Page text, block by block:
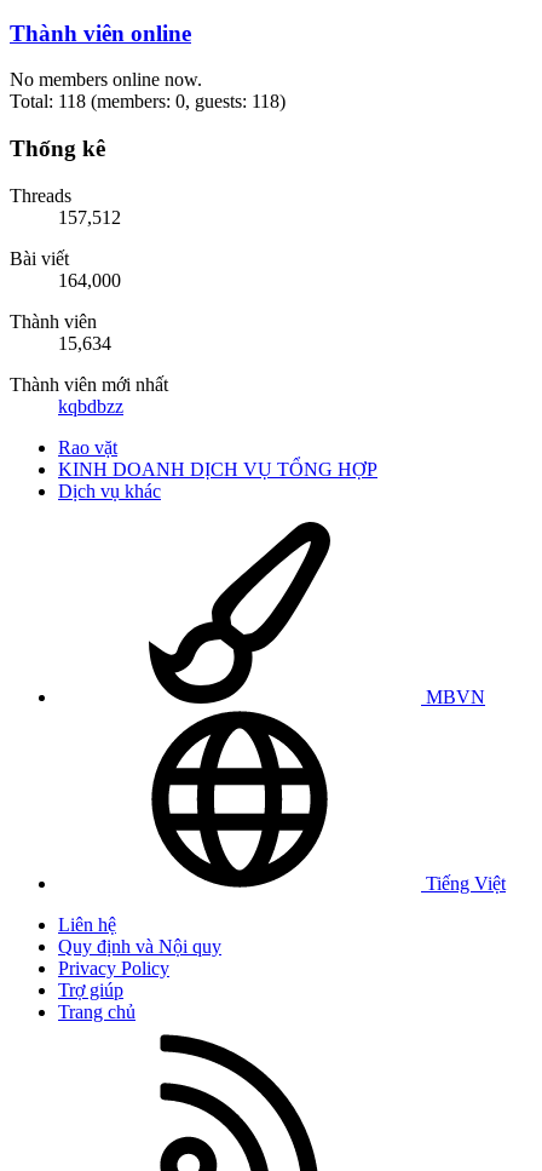
Thành viên online
No members online now.
Total: 118 (members: 0, guests: 118)
Thống kê
Threads
157,512
Bài viết
164,000
Thành viên
15,634
Thành viên mới nhất
kqbdbzz
Rao vặt
KINH DOANH DỊCH VỤ TỔNG HỢP
Dịch vụ khác
MBVN
Tiếng Việt
Liên hệ
Quy định và Nội quy
Privacy Policy
Trợ giúp
Trang chủ